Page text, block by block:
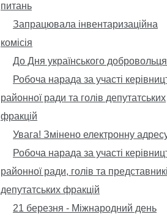
питань
Запрацювала інвентаризаційна
комісія
До Дня українського добровольця
Робоча нарада за участі
районної ради та голів депутатських
фракцій
Увага! Змінено електронну
Робоча нарада за участі
районної ради, голів та
депутатських фракцій
21 березня - Міжнародний день